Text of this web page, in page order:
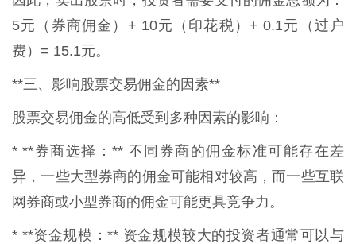
5元（券商佣金）+ 10元（印花税）+ 0.1元（过户
费）= 15.1元。
**三、影响股票交易佣金的因素**
股票交易佣金的高低受到多种因素的影响：
* **券商选择：** 不同券商的佣金标准可能存在差
异，一些大型券商的佣金可能相对较高，而一些互联
网券商或小型券商的佣金可能更具竞争力。
* **资金规模：** 资金规模较大的投资者通常可以与